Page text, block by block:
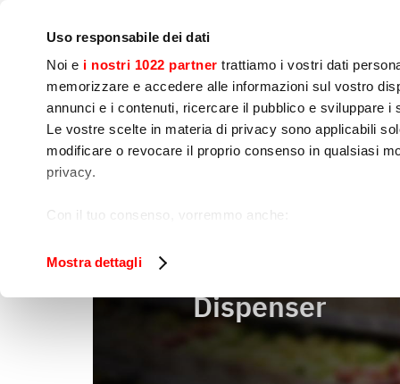
Uso responsabile dei dati
Noi e i nostri 1022 partner trattiamo i vostri dati
memorizzare e accedere alle informazioni sul vostro
annunci e i contenuti, ricercare il pubblico e sviluppare
Le vostre scelte in materia di privacy sono applicabili
modificare o revocare il proprio consenso in qualsiasi
privacy.
Con il tuo consenso, vorremmo anche:
Identificare il tuo dispositivo, scansionandolo
tuo consenso in qualsiasi momento dalla Dichiarazione
Utilizziamo i cookie per garantire che l’utente possa
funzionalità dei social media e per analizzare il nostro
Mostra dettagli
Cuisson
Préparation
dynamique
Dispenser